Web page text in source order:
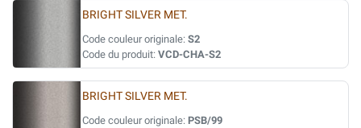
BRIGHT SILVER MET.
Code couleur originale: S2
Code du produit: VCD-CHA-S2
BRIGHT SILVER MET.
Code couleur originale: PSB/99